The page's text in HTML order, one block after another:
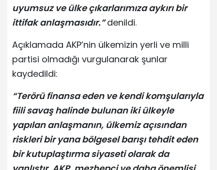
uyumsuz ve ülke çıkarlarımıza aykırı bir
ittifak anlaşmasıdır.” denildi.
Açıklamada AKP’nin ülkemizin yerli ve milli
partisi olmadığı vurgulanarak şunlar
kaydedildi:
“Terörü finansa eden ve kendi komşularıyla
fiili savaş halinde bulunan iki ülkeyle
yapılan anlaşmanın, ülkemiz açısından
riskleri bir yana bölgesel barışı tehdit eden
bir kutuplaştırma siyaseti olarak da